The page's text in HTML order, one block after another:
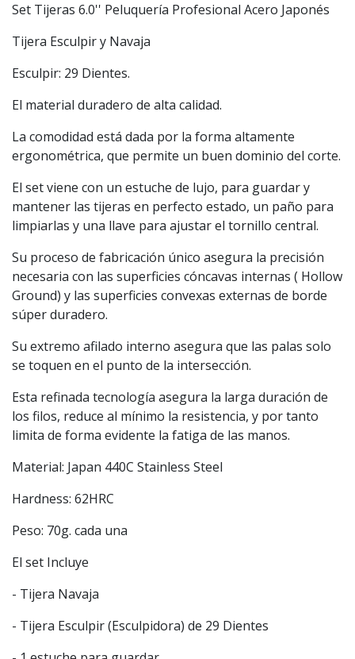
Set Tijeras 6.0'' Peluquería Profesional Acero Japonés
Tijera Esculpir y Navaja
Esculpir: 29 Dientes.
El material duradero de alta calidad.
La comodidad está dada por la forma altamente
ergonométrica, que permite un buen dominio del corte.
El set viene con un estuche de lujo, para guardar y
mantener las tijeras en perfecto estado, un paño para
limpiarlas y una llave para ajustar el tornillo central.
Su proceso de fabricación único asegura la precisión
necesaria con las superficies cóncavas internas ( Hollow
Ground) y las superficies convexas externas de borde
súper duradero.
Su extremo afilado interno asegura que las palas solo
se toquen en el punto de la intersección.
Esta refinada tecnología asegura la larga duración de
los filos, reduce al mínimo la resistencia, y por tanto
limita de forma evidente la fatiga de las manos.
Material: Japan 440C Stainless Steel
Hardness: 62HRC
Peso: 70g. cada una
El set Incluye
- Tijera Navaja
- Tijera Esculpir (Esculpidora) de 29 Dientes